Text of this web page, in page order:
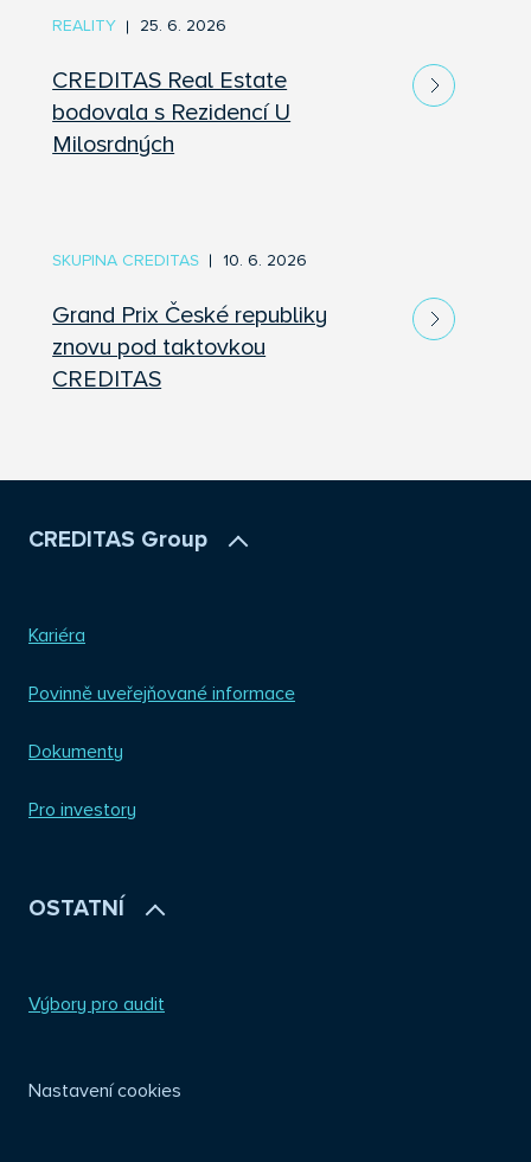
CREDITAS Real Estate
bodovala s Rezidencí U
Milosrdných
25. 6. 2026
REALITY
Grand Prix České republiky
znovu pod taktovkou
CREDITAS
10. 6. 2026
SKUPINA CREDITAS
CREDITAS Group
Kariéra
Povinně uveřejňované informace
Dokumenty
Pro investory
OSTATNÍ
Výbory pro audit
Nastavení cookies